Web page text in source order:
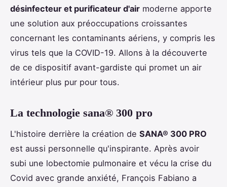
désinfecteur et purificateur d'air moderne apporte
une solution aux préoccupations croissantes
concernant les contaminants aériens, y compris les
virus tels que la COVID-19. Allons à la découverte
de ce dispositif avant-gardiste qui promet un air
intérieur plus pur pour tous.
La technologie sana® 300 pro
L'histoire derrière la création de SANA® 300 PRO
est aussi personnelle qu'inspirante. Après avoir
subi une lobectomie pulmonaire et vécu la crise du
Covid avec grande anxiété, François Fabiano a